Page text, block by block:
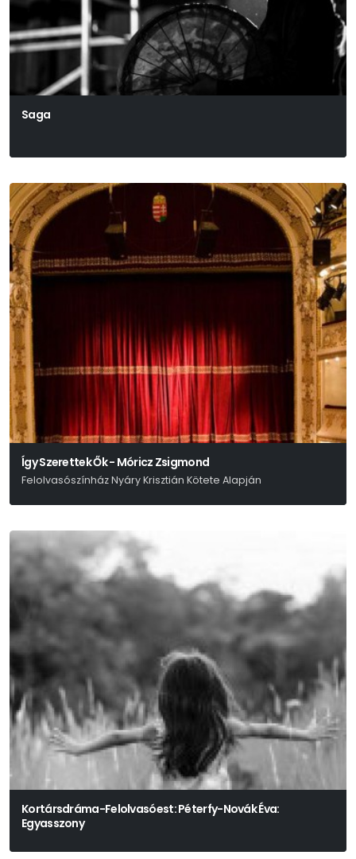
Saga
Így Szerettek Ők - Móricz Zsigmond
Felolvasószínház Nyáry Krisztián Kötete Alapján
Kortársdráma-Felolvasóest: Péterfy-Novák Éva:
Egyasszony